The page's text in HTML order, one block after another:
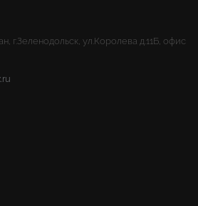
г.Зеленодольск, ул.Королева д.11Б, офис